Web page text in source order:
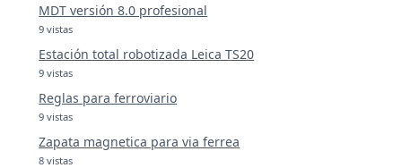
MDT versión 8.0 profesional
9 vistas
Estación total robotizada Leica TS20
9 vistas
Reglas para ferroviario
9 vistas
Zapata magnetica para via ferrea
8 vistas